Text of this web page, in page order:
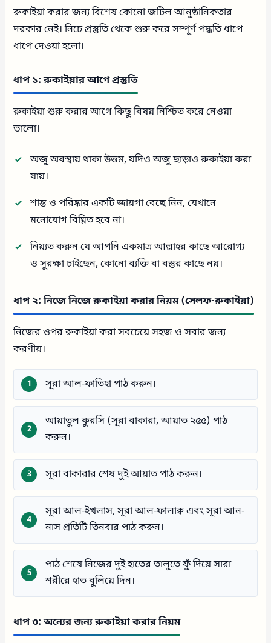
রুকাইয়া করার জন্য বিশেষ কোনো জটিল আনুষ্ঠানিকতার
দরকার নেই। নিচে প্রস্তুতি থেকে শুরু করে সম্পূর্ণ পদ্ধতি ধাপে
ধাপে দেওয়া হলো।
ধাপ ১: রুকাইয়ার আগে প্রস্তুতি
রুকাইয়া শুরু করার আগে কিছু বিষয় নিশ্চিত করে নেওয়া
ভালো।
অজু অবস্থায় থাকা উত্তম, যদিও অজু ছাড়াও রুকাইয়া করা
যায়।
শান্ত ও পরিষ্কার একটি জায়গা বেছে নিন, যেখানে
মনোযোগ বিঘ্নিত হবে না।
নিয়্যত করুন যে আপনি একমাত্র আল্লাহর কাছে আরোগ্য
ও সুরক্ষা চাইছেন, কোনো ব্যক্তি বা বস্তুর কাছে নয়।
ধাপ ২: নিজে নিজে রুকাইয়া করার নিয়ম (সেলফ-রুকাইয়া)
নিজের ওপর রুকাইয়া করা সবচেয়ে সহজ ও সবার জন্য
করণীয়।
সূরা আল-ফাতিহা পাঠ করুন।
আয়াতুল কুরসি (সূরা বাকারা, আয়াত ২৫৫) পাঠ
করুন।
সূরা বাকারার শেষ দুই আয়াত পাঠ করুন।
সূরা আল-ইখলাস, সূরা আল-ফালাক্ব এবং সূরা আন-
নাস প্রতিটি তিনবার পাঠ করুন।
পাঠ শেষে নিজের দুই হাতের তালুতে ফুঁ দিয়ে সারা
শরীরে হাত বুলিয়ে দিন।
ধাপ ৩: অন্যের জন্য রুকাইয়া করার নিয়ম